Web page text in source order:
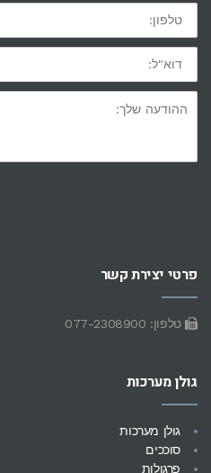
טלפון:
דוא"ל:
ההודעה
שלך:
פרטי יצירת קשר
טלפון: 077-2308900
גולן מערכות
גולן מערכות
סוככים
פרגולות